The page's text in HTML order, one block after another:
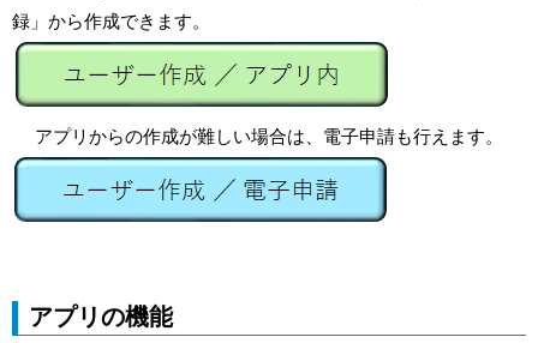
録」から作成できます。
アプリからの作成が難しい場合は、電子申請も行えます。
アプリの機能